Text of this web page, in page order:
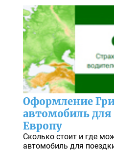
Оформление
автомобиль для
Европу
Сколько стоит и где
автомобиль для